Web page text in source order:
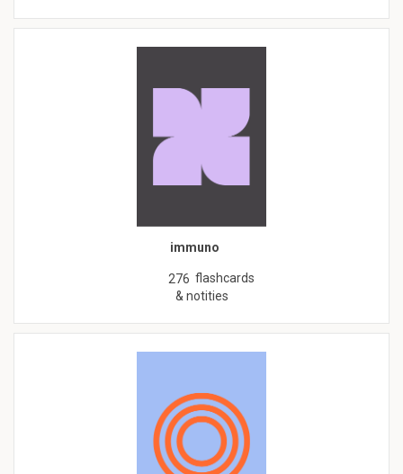
immuno
276 flashcards
& notities